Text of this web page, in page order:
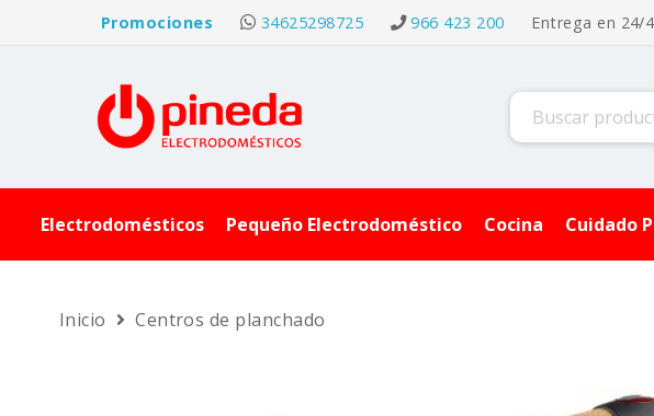
Promociones 34625298725 966 423 200 Entrega en 24/
Electrodomésticos Pequeño Electrodoméstico Cocina Cuidado
Inicio  Centros de planchado